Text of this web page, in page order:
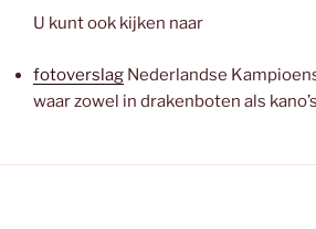
U kunt ook kijken naar
fotoverslag Nederlandse
waar zowel in drakenboten als